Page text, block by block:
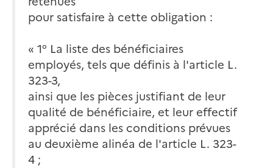
pour satisfaire à cette obligation :
« 1° La liste des bénéficiaires
employés, tels que définis à l'article L.
323-3,
ainsi que les pièces justifiant de leur
qualité de bénéficiaire, et leur effectif
apprécié dans les conditions prévues
au deuxième alinéa de l'article L. 323-
4 ;